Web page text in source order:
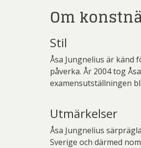
Om
Stil
Åsa Jungnelius är känd
påverka. År 2004 tog
examensutställningen
Utmärkelser
Åsa Jungnelius
Sverige och därmed